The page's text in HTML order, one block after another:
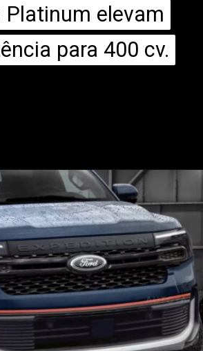
Platinum elevam
para 400 cv.
Platinum elevam
para 400 cv.